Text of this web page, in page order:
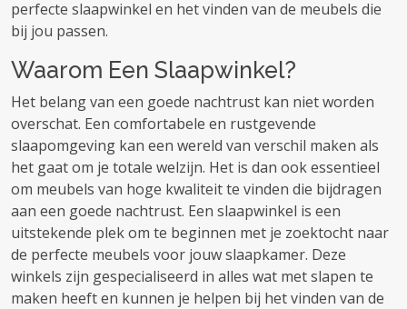
perfecte slaapwinkel en het vinden van de meubels die
bij jou passen.
Waarom Een Slaapwinkel?
Het belang van een goede nachtrust kan niet worden
overschat. Een comfortabele en rustgevende
slaapomgeving kan een wereld van verschil maken als
het gaat om je totale welzijn. Het is dan ook essentieel
om meubels van hoge kwaliteit te vinden die bijdragen
aan een goede nachtrust. Een slaapwinkel is een
uitstekende plek om te beginnen met je zoektocht naar
de perfecte meubels voor jouw slaapkamer. Deze
winkels zijn gespecialiseerd in alles wat met slapen te
maken heeft en kunnen je helpen bij het vinden van de